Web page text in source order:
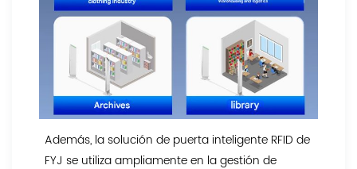
Además, la solución de puerta inteligente RFID de
FYJ se utiliza ampliamente en la gestión de